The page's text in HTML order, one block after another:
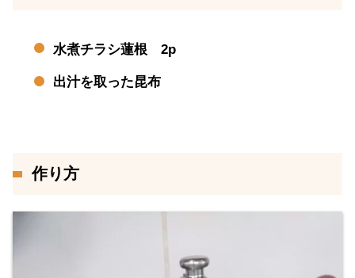
水煮チラシ蓮根 2p
出汁を取った昆布
作り方